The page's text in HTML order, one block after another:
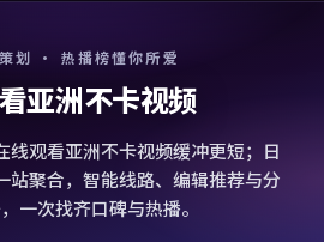
划 · 热播榜懂你所爱
亚洲不卡视频
线观看亚洲不卡视频缓冲更短；日
站聚合，智能线路、编辑推荐与分
一次找齐口碑与热播。